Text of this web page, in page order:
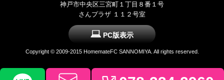
神戸市中央区三宮町１丁目８番１号
さんプラザ １１２号室
PC版表示
Copyright © 2009-2015 HomemateFC SANNOMIYA. All rights reserved.